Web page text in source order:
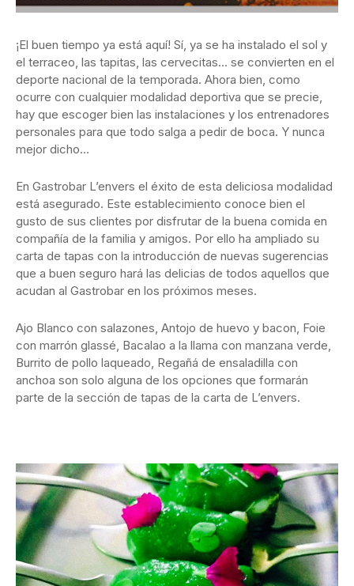
¡El buen tiempo ya está aquí! Sí, ya se ha instalado el sol y
el terraceo, las tapitas, las cervecitas… se convierten en el
deporte nacional de la temporada. Ahora bien, como
ocurre con cualquier modalidad deportiva que se precie,
hay que escoger bien las instalaciones y los entrenadores
personales para que todo salga a pedir de boca. Y nunca
mejor dicho…
En Gastrobar L’envers el éxito de esta deliciosa modalidad
está asegurado. Este establecimiento conoce bien el
gusto de sus clientes por disfrutar de la buena comida en
compañía de la familia y amigos. Por ello ha ampliado su
carta de tapas con la introducción de nuevas sugerencias
que a buen seguro hará las delicias de todos aquellos que
acudan al Gastrobar en los próximos meses.
Ajo Blanco con salazones, Antojo de huevo y bacon, Foie
con marrón glassé, Bacalao a la llama con manzana verde,
Burrito de pollo laqueado, Regañá de ensaladilla con
anchoa son solo alguna de los opciones que formarán
parte de la sección de tapas de la carta de L’envers.